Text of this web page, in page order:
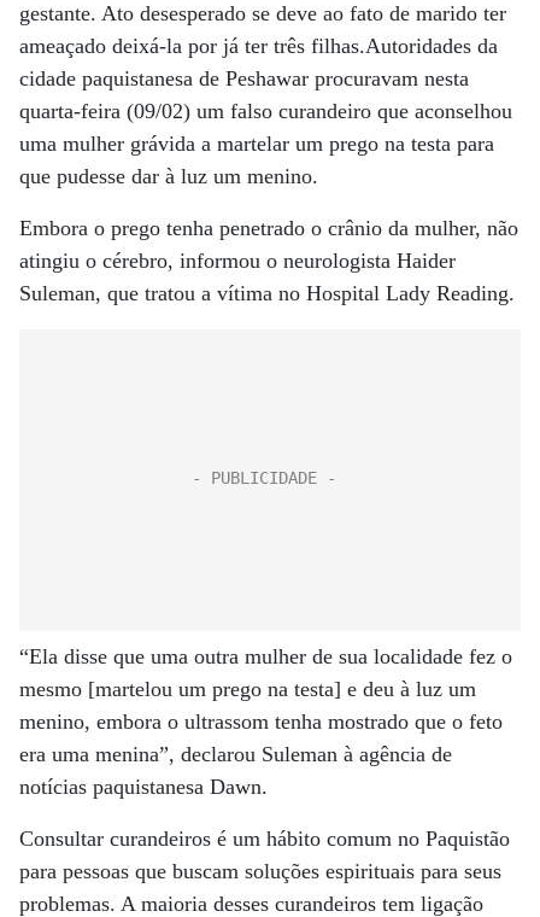
gestante. Ato desesperado se deve ao fato de marido ter
ameaçado deixá-la por já ter três filhas.Autoridades da
cidade paquistanesa de Peshawar procuravam nesta
quarta-feira (09/02) um falso curandeiro que aconselhou
uma mulher grávida a martelar um prego na testa para
que pudesse dar à luz um menino.
Embora o prego tenha penetrado o crânio da mulher, não
atingiu o cérebro, informou o neurologista Haider
Suleman, que tratou a vítima no Hospital Lady Reading.
“Ela disse que uma outra mulher de sua localidade fez o
mesmo [martelou um prego na testa] e deu à luz um
menino, embora o ultrassom tenha mostrado que o feto
era uma menina”, declarou Suleman à agência de
notícias paquistanesa Dawn.
Consultar curandeiros é um hábito comum no Paquistão
para pessoas que buscam soluções espirituais para seus
problemas. A maioria desses curandeiros tem ligação